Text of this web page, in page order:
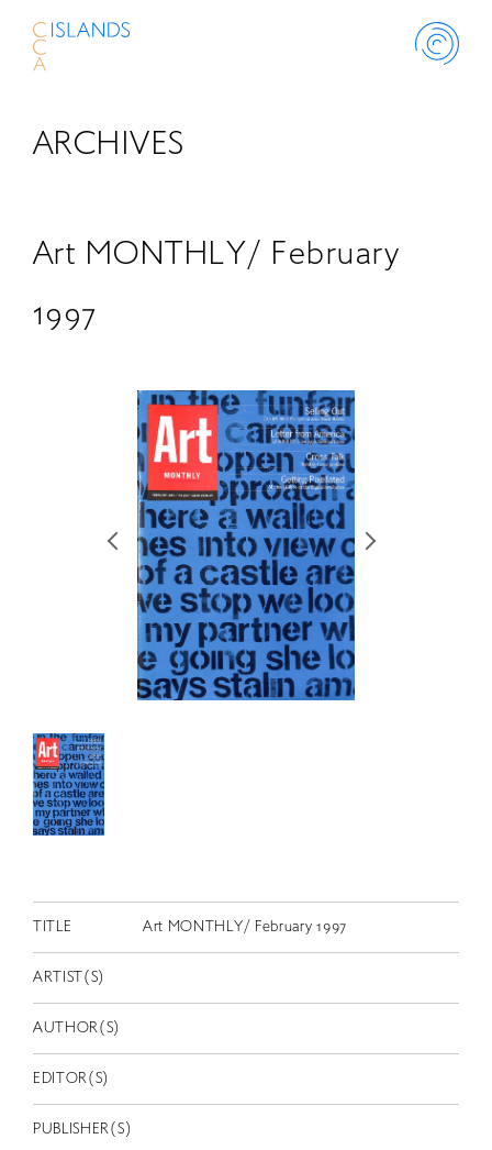
ABOUT
SCHOLARSHIP
RETRACE
コンサート
出演者
CONTACT
EN
ARCHIVES
Art MONTHLY/ February
1997
TITLE Art MONTHLY/ February 1997
ARTIST(S)
AUTHOR(S)
EDITOR(S)
PUBLISHER(S)